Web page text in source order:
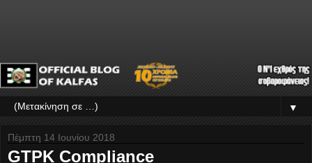
▼
Πέμπτη 14 Ιουνίου 2018
GTPK Compliance